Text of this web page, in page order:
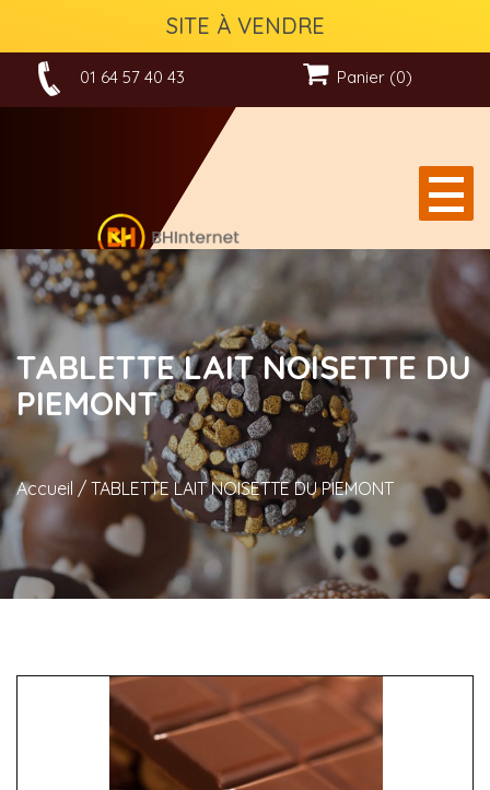
SITE À VENDRE
01 64 57 40 43 Panier (0)
TABLETTE LAIT NOISETTE DU
PIEMONT
Accueil / TABLETTE LAIT NOISETTE DU PIEMONT